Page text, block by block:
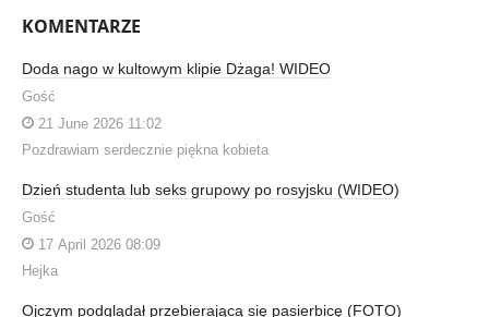
KOMENTARZE
Doda nago w kultowym klipie Dżaga! WIDEO
Gość
21 June 2026 11:02
Pozdrawiam serdecznie piękna kobieta
Dzień studenta lub seks grupowy po rosyjsku (WIDEO)
Gość
17 April 2026 08:09
Hejka
Ojczym podglądał przebierającą się pasierbicę (FOTO)